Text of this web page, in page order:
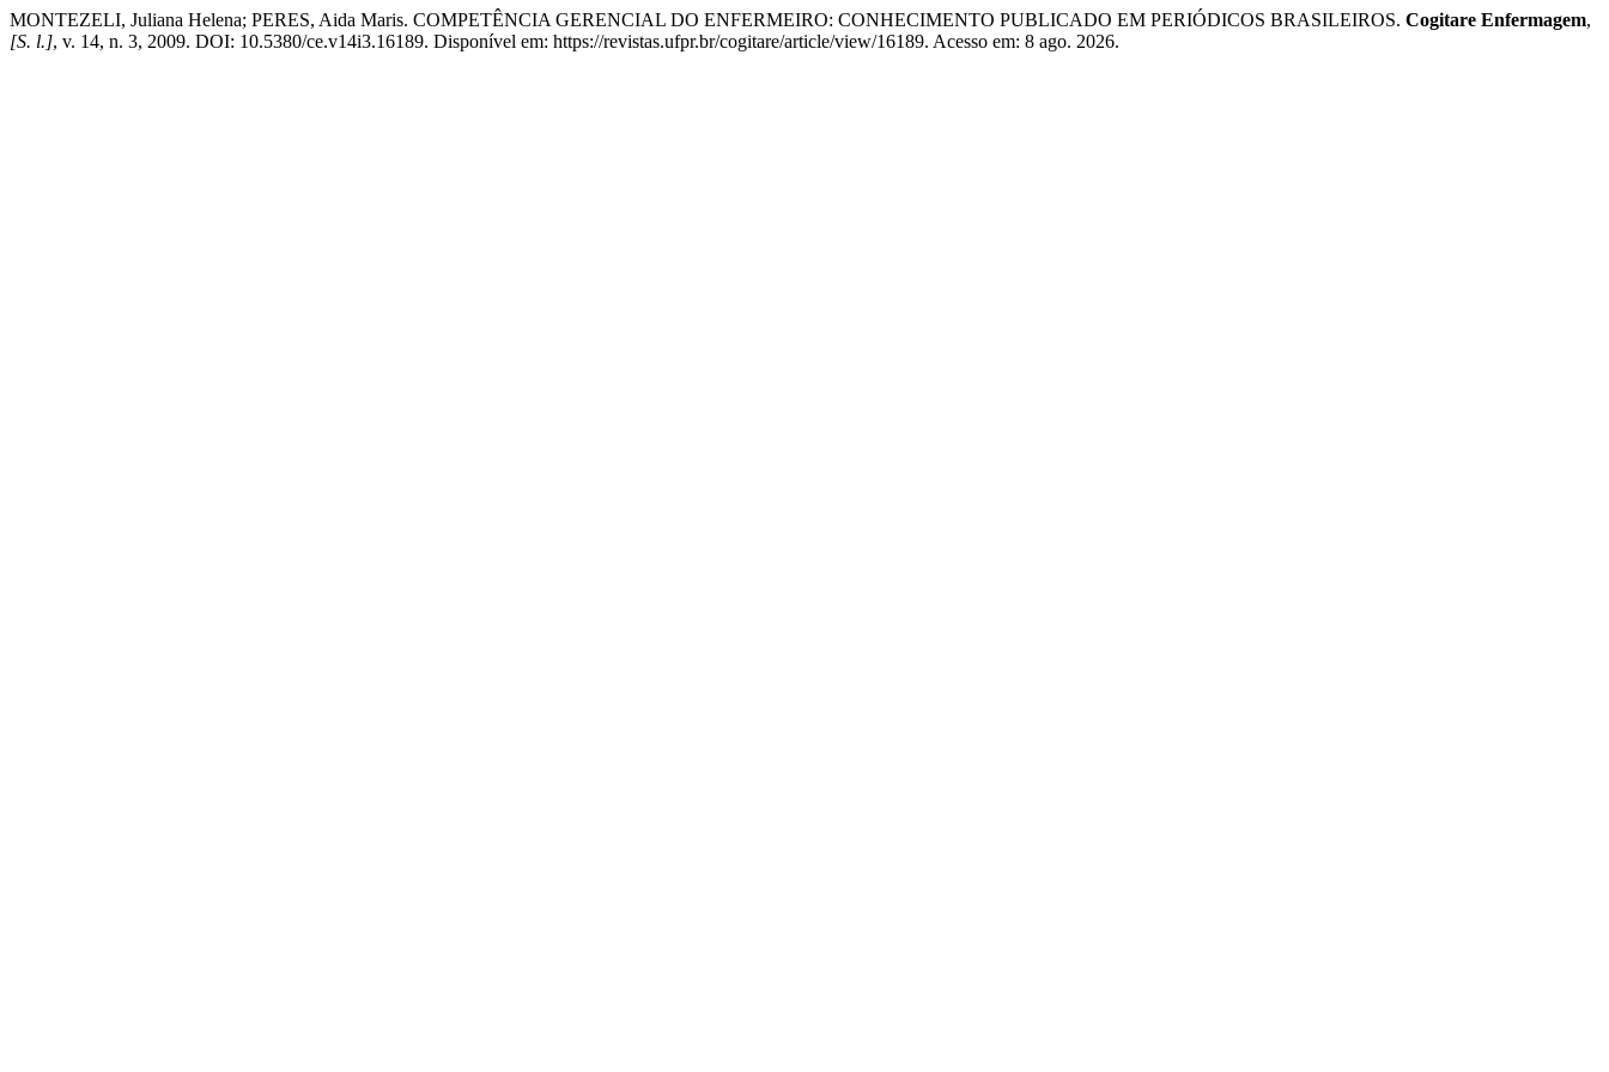
MONTEZELI, Juliana Helena; PERES, Aida Maris. COMPETÊNCIA GERENCIAL DO ENFERMEIRO: CONHECIMENTO PUBLICADO EM PERIÓDICOS BRASILEIROS. Cogitare Enfermagem,
[S. l.], v. 14, n. 3, 2009. DOI: 10.5380/ce.v14i3.16189. Disponível em: https://revistas.ufpr.br/cogitare/article/view/16189. Acesso em: 8 ago. 2026.